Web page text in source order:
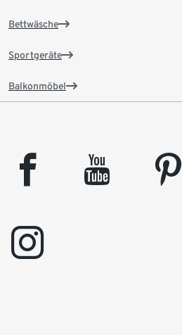
Bettwäsche
Sportgeräte
Balkonmöbel
facebook youtube pinterest
instagram